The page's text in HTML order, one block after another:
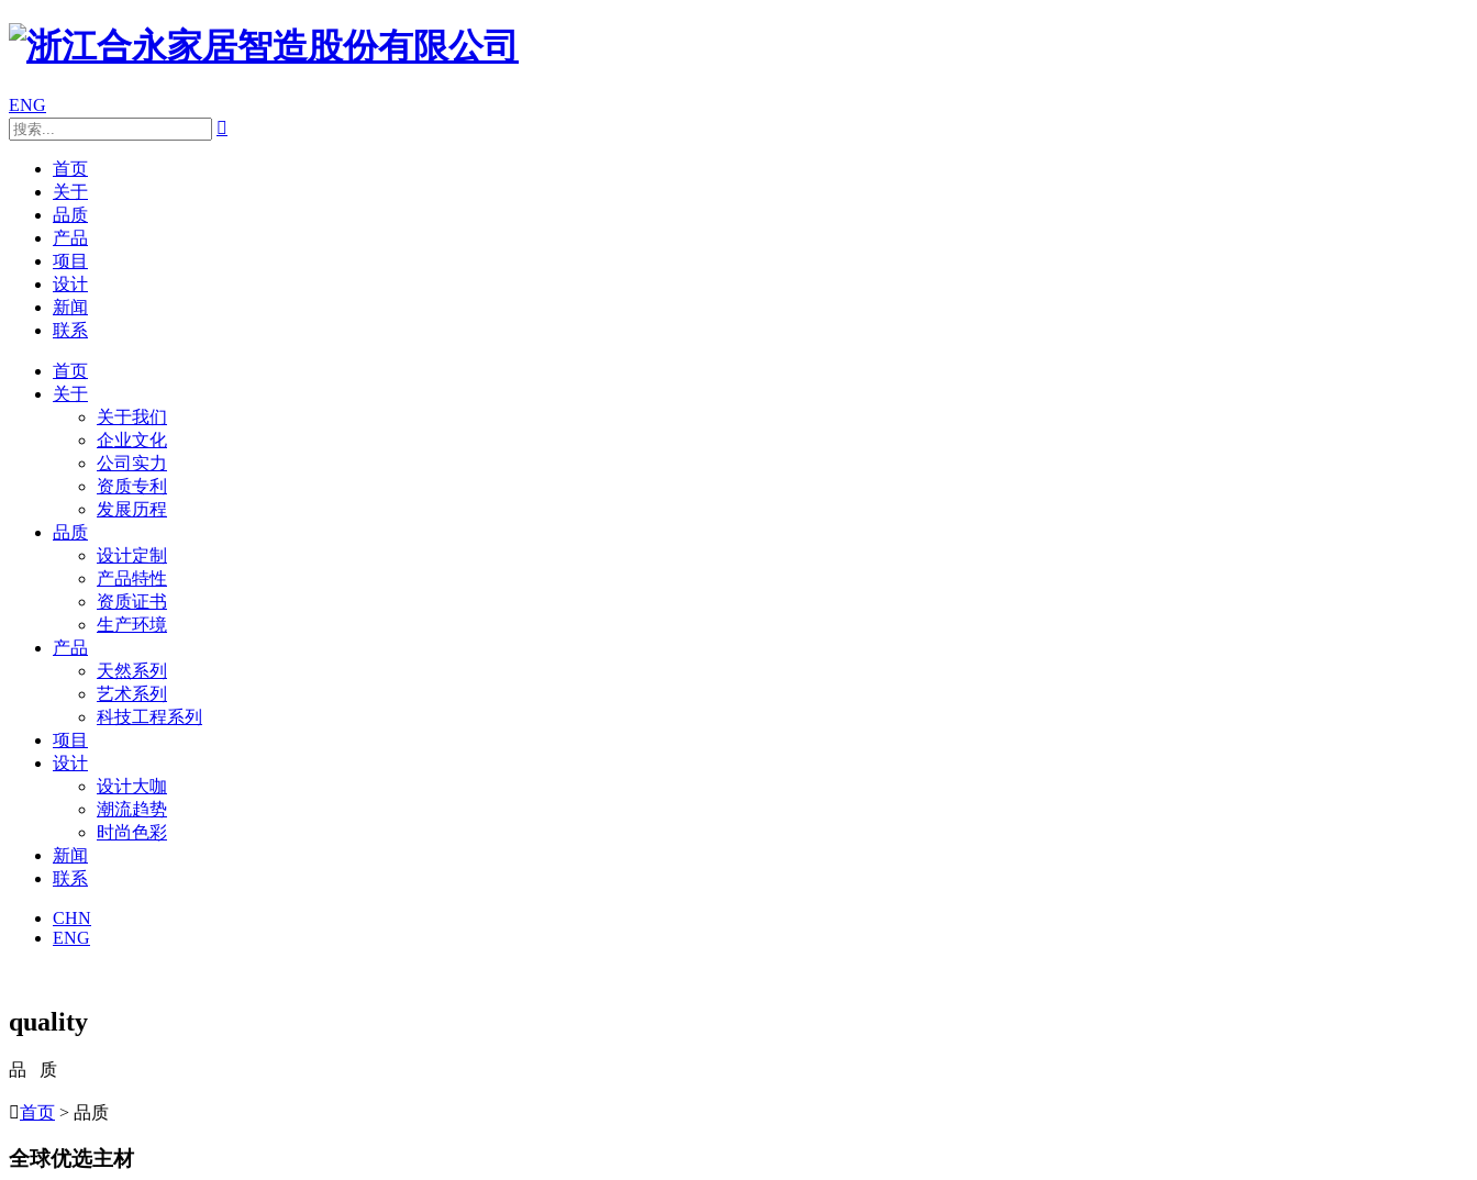
ENG

首页
关于
品质
产品
项目
设计
新闻
联系
首页
关于
关于我们
企业文化
公司实力
资质专利
发展历程
品质
设计定制
产品特性
资质证书
生产环境
产品
天然系列
艺术系列
科技工程系列
项目
设计
设计大咖
潮流趋势
时尚色彩
新闻
联系
CHN
ENG
quality
品 质
首页 > 品质
全球优选主材